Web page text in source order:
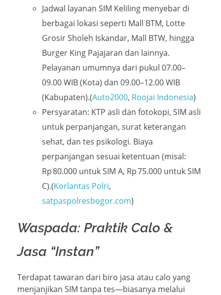
Jadwal layanan SIM Keliling menyebar di
berbagai lokasi seperti Mall BTM, Lotte
Grosir Sholeh Iskandar, Mall BTW, hingga
Burger King Pajajaran dan lainnya.
Pelayanan umumnya dari pukul 07.00–
09.00 WIB (Kota) dan 09.00–12.00 WIB
(Kabupaten).(Auto2000, Roojai Indonesia)
Persyaratan: KTP asli dan fotokopi, SIM asli
untuk perpanjangan, surat keterangan
sehat, dan tes psikologi. Biaya
perpanjangan sesuai ketentuan (misal:
Rp 80.000 untuk SIM A, Rp 75.000 untuk SIM
C).(Korlantas Polri,
satpaspolresbogor.com)
Waspada: Praktik Calo &
Jasa “Instan”
Terdapat tawaran dari biro jasa atau calo yang
menjanjikan SIM tanpa tes—biasanya melalui